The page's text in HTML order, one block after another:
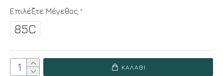
Επιλέξτε Μέγεθος
85C
ΚΑΛΆΘΙ